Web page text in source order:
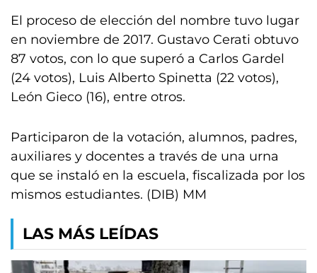
El proceso de elección del nombre tuvo lugar
en noviembre de 2017. Gustavo Cerati obtuvo
87 votos, con lo que superó a Carlos Gardel
(24 votos), Luis Alberto Spinetta (22 votos),
León Gieco (16), entre otros.
Participaron de la votación, alumnos, padres,
auxiliares y docentes a través de una urna
que se instaló en la escuela, fiscalizada por los
mismos estudiantes. (DIB) MM
LAS MÁS LEÍDAS